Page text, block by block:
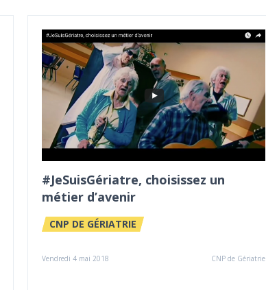
#JeSuisGériatre, choisissez un
métier d’avenir
CNP DE GÉRIATRIE
Vendredi 4 mai 2018 CNP de Gériatrie